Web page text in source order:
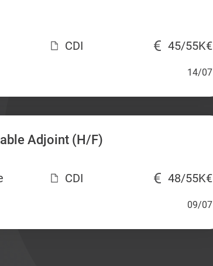
CDI
45/55K€
14/07
Adjoint (H/F)
CDI
48/55K€
09/07